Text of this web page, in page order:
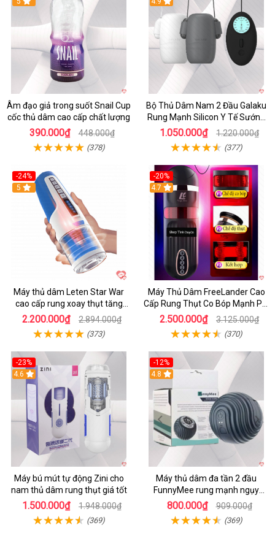
Âm đạo giả trong suốt Snail Cup
cốc thủ dâm cao cấp chất lượng
390.000₫ 448.000₫
(378)
Bộ Thủ Dâm Nam 2 Đầu Galaku
Rung Mạnh Silicon Y Tế Sướng
Tột Đỉnh
1.050.000₫ 1.220.000₫
(377)
-24%
5
Máy thủ dâm Leten Star War
cao cấp rung xoay thụt tăng
khoái cảm
2.200.000₫ 2.894.000₫
(373)
-20%
4.7
Máy Thủ Dâm FreeLander Cao
Cấp Rung Thụt Co Bóp Mạnh Pin
Sạc
2.500.000₫ 3.125.000₫
(370)
-23%
4.6
Máy bú mút tự động Zini cho
nam thủ dâm rung thụt giá tốt
1.500.000₫ 1.948.000₫
(369)
-12%
4.8
Máy thủ dâm đa tần 2 đầu
FunnyMee rung mạnh ngụy
trang Pokemon
800.000₫ 909.000₫
(369)